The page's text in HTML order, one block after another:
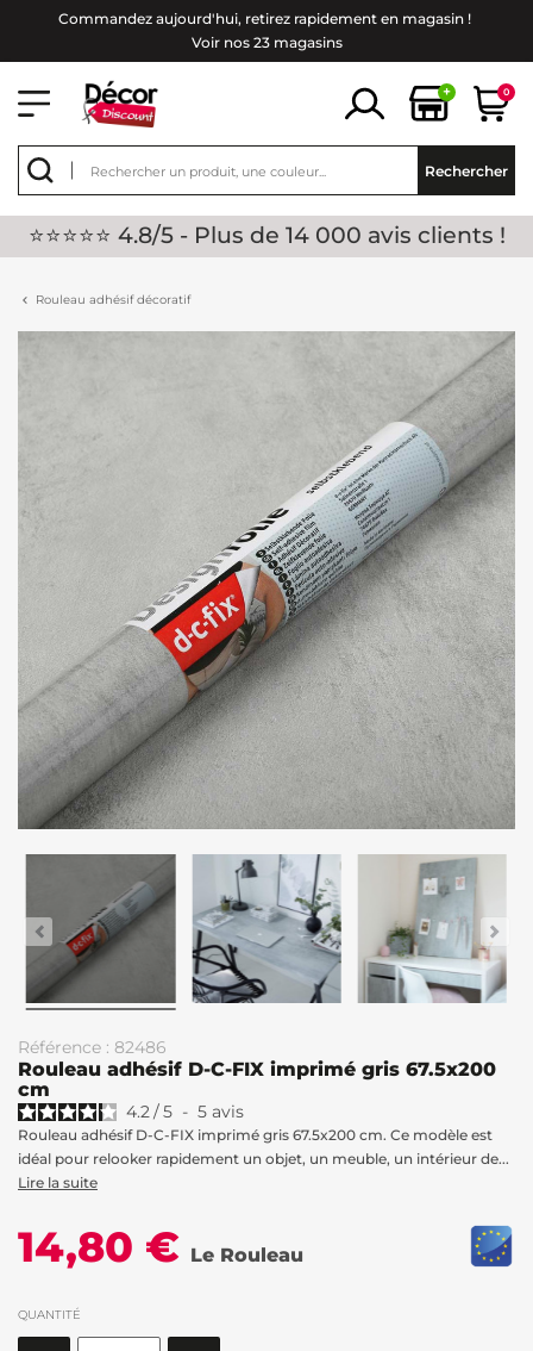
Commandez aujourd'hui, retirez rapidement en magasin !
Voir nos 23 magasins
+ 0
Rechercher
⭐⭐⭐⭐⭐ 4.8/5 - Plus de 14 000 avis clients !
Rouleau adhésif décoratif
Référence : 82486
Rouleau adhésif D-C-FIX imprimé gris 67.5x200
cm
4.2/5 - 5 avis
Rouleau adhésif D-C-FIX imprimé gris 67.5x200 cm. Ce modèle est
idéal pour relooker rapidement un objet, un meuble, un intérieur de...
Lire la suite
14,80 € Le Rouleau
QUANTITÉ